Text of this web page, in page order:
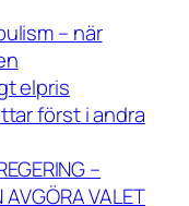
– när
elpris
först i andra
–
VALET